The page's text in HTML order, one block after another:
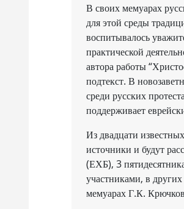
В своих мемуарах
для этой среды
воспитывалось
практической
автора работы
подтекст. В
среди русских
поддерживает
Из двадцати
источники и будут
(ЕХБ), 3
участниками, в
мемуарах Г.К.